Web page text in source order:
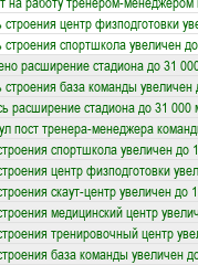
строения центр физподготовки
строения спортшкола увеличен
расширение стадиона до 31
строения база команды увеличен
расширение стадиона до 31 000
пост тренера-менеджера
спортшкола увеличен до
центр физподготовки
скаут-центр увеличен до
медицинский центр
тренировочный центр
база команды увеличен